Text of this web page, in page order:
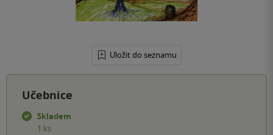
Uložit do seznamu
Učebnice
Skladem
1 ks